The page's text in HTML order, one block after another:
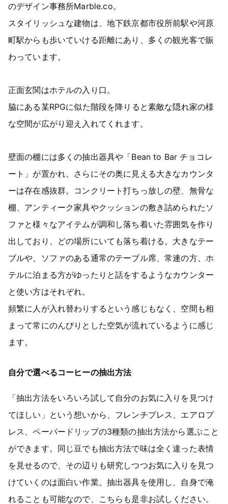
のデザイン事務所Marble.co。
スタイリッシュな建物は、地下鉄京都市役所前駅や河原
町駅からも歩いていける距離にあり、多くの観光客で賑
わっています。
正面玄関はホテルの入り口。
脇にある某RPGに似た階段を降りると素敵な隠れ家の様
な空間が広がり迎え入れてくれます。
壁面の棚には多くの抽出器具や「Bean to Bar チョコレ
ート」が置かれ、さらにその奥に見える大きなカウンタ
ーは存在感抜群。コンクリート打ちっ放しの壁、無骨な
棚、アンティーク家具やクッションの敷き詰められたソ
ファと様々なアイテムが調和し落ち着いた雰囲気を作り
出しており、どの場所にいても落ち着ける。大きなテー
ブルや、ソファのある通常のテーブル席、常連の方、ホ
テルに泊まる方がゆったりと話をするようなカウンター
と使い方はそれぞれ。
頻繁に人が入れ替わりするという感じもなく、空間も相
まって常にのんびりとした空気が流れているように感じ
ます。
自分で選べるコーヒーの抽出方法
「抽出方法をいろいろ試して自分のお気に入りを見つけ
てほしい」という想いから、フレンチプレス、エアロプ
レス、ペーパードリップの3種類の抽出方法から選ぶこと
ができます。同じ豆でも抽出方法で味は全く違った表情
を見せるので、その辺りも研究しつつお気に入りを見つ
けていくのは面白い作業。抽出器具を使用し、自身で淹
れることも可能なので、こちらも是非お試しください。